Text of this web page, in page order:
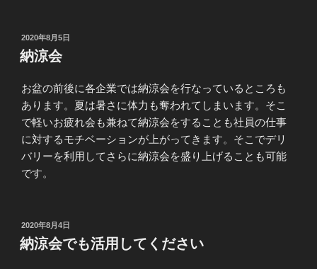
投
稿
日:
2020年8月5日
納涼会
お盆の前後に各企業では納涼会を行なっているところも
あります。夏は暑さに体力も奪われてしまいます。そこ
で軽いお疲れ会も兼ねて納涼会をすることも社員の仕事
に対するモチベーションが上がってきます。そこでデリ
バリーを利用してさらに納涼会を盛り上げることも可能
です。
投
稿
日:
2020年8月4日
納涼会でも活用してください